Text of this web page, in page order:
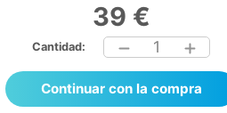
39 €
Cantidad: 1
Continuar con la compra